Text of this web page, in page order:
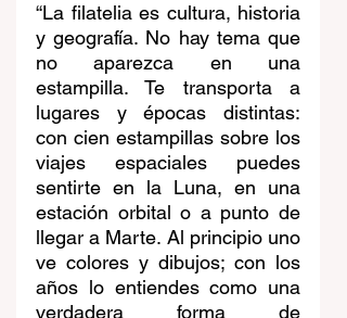
“La filatelia es cultura, historia
y geografía. No hay tema que
no aparezca en una
estampilla. Te transporta a
lugares y épocas distintas:
con cien estampillas sobre los
viajes espaciales puedes
sentirte en la Luna, en una
estación orbital o a punto de
llegar a Marte. Al principio uno
ve colores y dibujos; con los
años lo entiendes como una
verdadera forma de